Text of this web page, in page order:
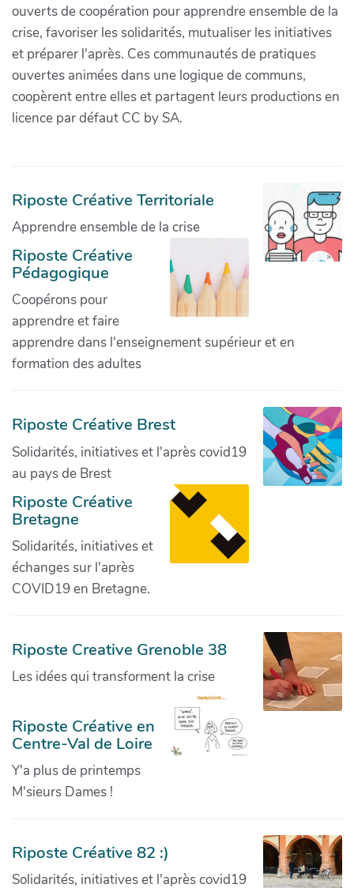
ouverts de coopération pour apprendre ensemble de la
crise, favoriser les solidarités, mutualiser les initiatives
et préparer l'après. Ces communautés de pratiques
ouvertes animées dans une logique de communs,
coopèrent entre elles et partagent leurs productions en
licence par défaut CC by SA.
Riposte Créative Territoriale
Apprendre ensemble de la crise
Riposte Créative
Pédagogique
Coopérons pour
apprendre et faire
apprendre dans l'enseignement supérieur et en
formation des adultes
Riposte Créative Brest
Solidarités, initiatives et l'après covid19
au pays de Brest
Riposte Créative
Bretagne
Solidarités, initiatives et
échanges sur l'après
COVID19 en Bretagne.
Riposte Creative Grenoble 38
Les idées qui transforment la crise
Riposte Créative en
Centre-Val de Loire
Y'a plus de printemps
M'sieurs Dames !
Riposte Créative 82 :)
Solidarités, initiatives et l'après covid19